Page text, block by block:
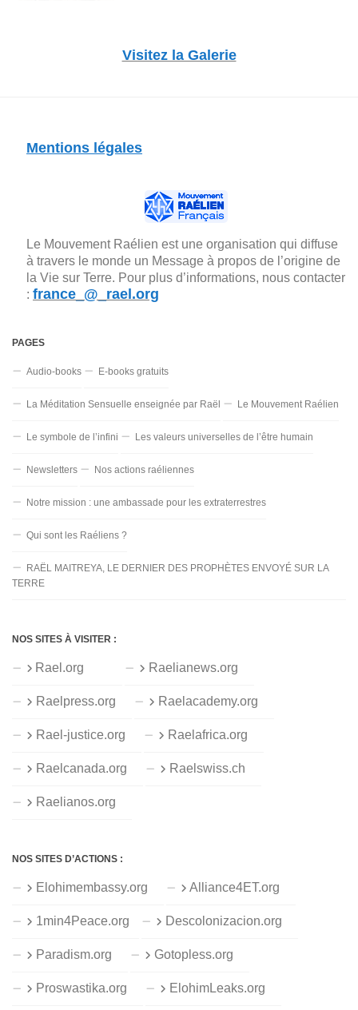
Visitez la Galerie
Mentions légales
Le Mouvement Raélien est une organisation qui diffuse
à travers le monde un Message à propos de l’origine de
la Vie sur Terre. Pour plus d’informations, nous contacter
: france_@_rael.org
PAGES
Audio-books E-books gratuits
La Méditation Sensuelle enseignée par Raël Le Mouvement Raélien
Le symbole de l’infini Les valeurs universelles de l’être humain
Newsletters Nos actions raéliennes
Notre mission : une ambassade pour les extraterrestres
Qui sont les Raéliens ?
RAËL MAITREYA, LE DERNIER DES PROPHÈTES ENVOYÉ SUR LA
TERRE
NOS SITES À VISITER :
Rael.org Raelianews.org
Raelpress.org Raelacademy.org
Rael-justice.org Raelafrica.org
Raelcanada.org Raelswiss.ch
Raelianos.org
NOS SITES D’ACTIONS :
Elohimembassy.org Alliance4ET.org
1min4Peace.org Descolonizacion.org
Paradism.org Gotopless.org
Proswastika.org ElohimLeaks.org